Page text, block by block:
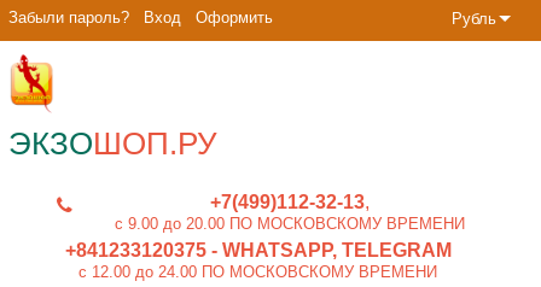
Рубль
Забыли пароль? Вход Оформить
ЭКЗОШОП.РУ
+7(499)112-32-13
c 9.00 до 20.00 ПО МОСКОВСКОМУ ВРЕМЕНИ
+841233120375- WHATSAPP, TELEGRAM
c 12.00 до 24.00 ПО МОСКОВСКОМУ ВРЕМЕНИ